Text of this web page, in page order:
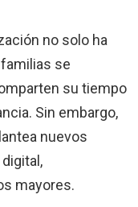
no solo ha
se
su tiempo
Sin embargo,
nuevos
mayores.